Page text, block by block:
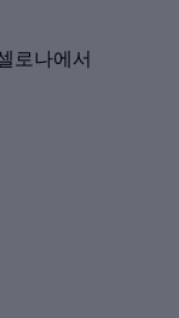
로나에서